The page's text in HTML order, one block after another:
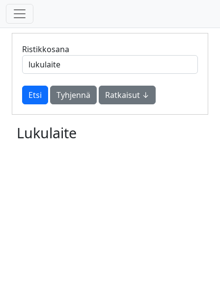
Ristikkosana
Tyhjennä Ratkaisut ↓
Lukulaite